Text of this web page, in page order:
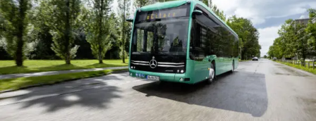
duydukları menzili sunmayı tercih ediyor. Müşterilerin
gerçek uygulama gereksinimlerine göre uyarlanmış bu
çözüm, hem yükleri koruyor hem de firmaların rekabet
güçlerini arttırıyor.